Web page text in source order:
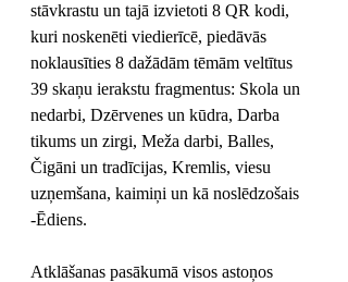
stāvkrastu un tajā izvietoti 8 QR kodi,
kuri noskenēti viedierīcē, piedāvās
noklausīties 8 dažādām tēmām veltītus
39 skaņu ierakstu fragmentus: Skola un
nedarbi, Dzērvenes un kūdra, Darba
tikums un zirgi, Meža darbi, Balles,
Čigāni un tradīcijas, Kremlis, viesu
uzņemšana, kaimiņi un kā noslēdzošais
-Ēdiens.
Atklāšanas pasākumā visos astoņos